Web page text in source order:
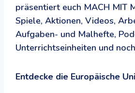
präsentiert euch MACH MIT
Spiele, Aktionen, Videos,
Aufgaben- und Malhefte,
Unterrichtseinheiten und
Entdecke die Europäische